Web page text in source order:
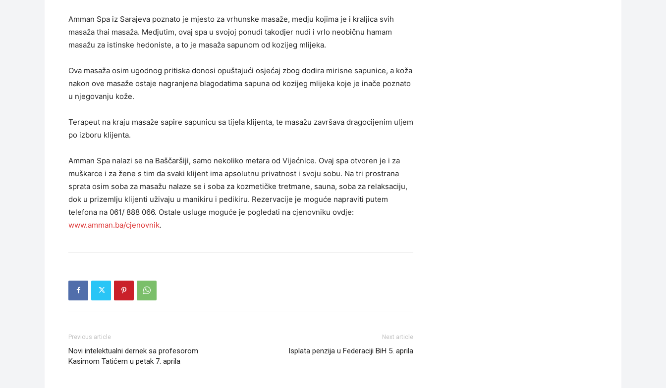
Amman Spa iz Sarajeva poznato je mjesto za vrhunske masaže, medju kojima je i kraljica svih
masaža thai masaža. Medjutim, ovaj spa u svojoj ponudi takodjer nudi i vrlo neobičnu hamam
masažu za istinske hedoniste, a to je masaža sapunom od kozijeg mlijeka.
Ova masaža osim ugodnog pritiska donosi opuštajući osjećaj zbog dodira mirisne sapunice, a koža
nakon ove masaže ostaje nagranjena blagodatima sapuna od kozijeg mlijeka koje je inače poznato
u njegovanju kože.
Terapeut na kraju masaže sapire sapunicu sa tijela klijenta, te masažu završava dragocijenim uljem
po izboru klijenta.
Amman Spa nalazi se na Baščaršiji, samo nekoliko metara od Vijećnice. Ovaj spa otvoren je i za
muškarce i za žene s tim da svaki klijent ima apsolutnu privatnost i svoju sobu. Na tri prostrana
sprata osim soba za masažu nalaze se i soba za kozmetičke tretmane, sauna, soba za relaksaciju,
dok u prizemlju klijenti uživaju u manikiru i pedikiru. Rezervacije je moguće napraviti putem
telefona na 061/ 888 066. Ostale usluge moguće je pogledati na cjenovniku ovdje:
www.amman.ba/cjenovnik.
Previous article
Novi intelektualni dernek sa profesorom
Kasimom Tatićem u petak 7. aprila
Next article
Isplata penzija u Federaciji BiH 5. aprila